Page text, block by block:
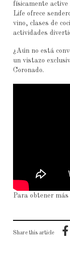
físicamente active
Life ofrece
vino, clases de
actividades
¿Aún no está
un vistazo
Coronado.
Para obtener
Share this article